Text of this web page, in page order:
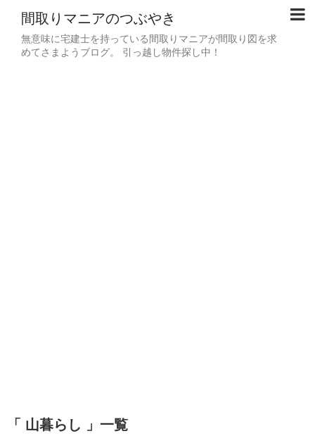
間取りマニアのつぶやき
無意味に宅建士を持っている間取りマニアが間取り図を求
めてさまようブログ。 引っ越し物件探し中！
「 山暮らし 」一覧